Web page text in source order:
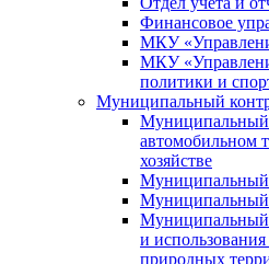
Финансовое
МКУ
МКУ
политики и
Муниципальный
Муниципальный
автомобильном
хозяйстве
Муниципальный
Муниципальный
и
природных